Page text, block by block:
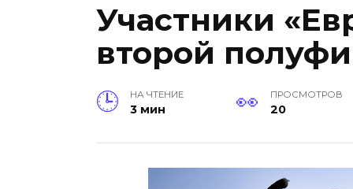
Участники
второй
НА ЧТЕНИЕ
3 мин
ПРОСМОТРОВ
20